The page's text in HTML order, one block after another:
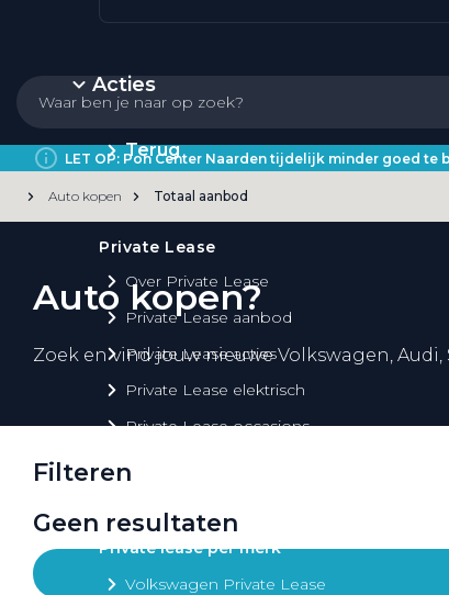
Acties
Terug
Private Lease
Over Private Lease
Private Lease aanbod
Private Lease acties
Private Lease elektrisch
Private Lease occasions
Private lease per merk
Volkswagen Private Lease
LET OP: Pon Center Naarden tijdelijk minder goed te
Auto kopen Totaal aanbod
Auto kopen?
Zoek en vind jouw nieuwe Volkswagen, Audi,
Filteren
Geen resultaten